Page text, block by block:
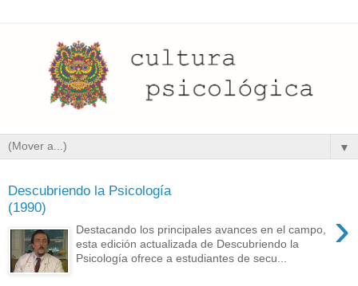
▼
Descubriendo la Psicología
(1990)
›
Destacando los principales avances en el campo,
esta edición actualizada de Descubriendo la
Psicología ofrece a estudiantes de secu...